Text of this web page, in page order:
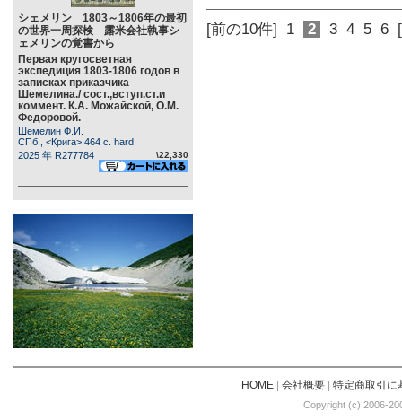
シェメリン 1803～1806年の最初
の世界一周探検 露米会社執事シ
ェメリンの覚書から
Первая кругосветная
экспедиция 1803-1806 годов в
записках приказчика
Шемелина./ сост.,вступ.ст.и
коммент. К.А. Можайской, О.М.
Федоровой.
Шемелин Ф.И.
СПб., <Крига> 464 c. hard
2025 年 R277784
\22,330
[前の10件] 1 2 3 4 5 6
HOME| 会社概要| 特定商取引に
Copyright (c) 2006-